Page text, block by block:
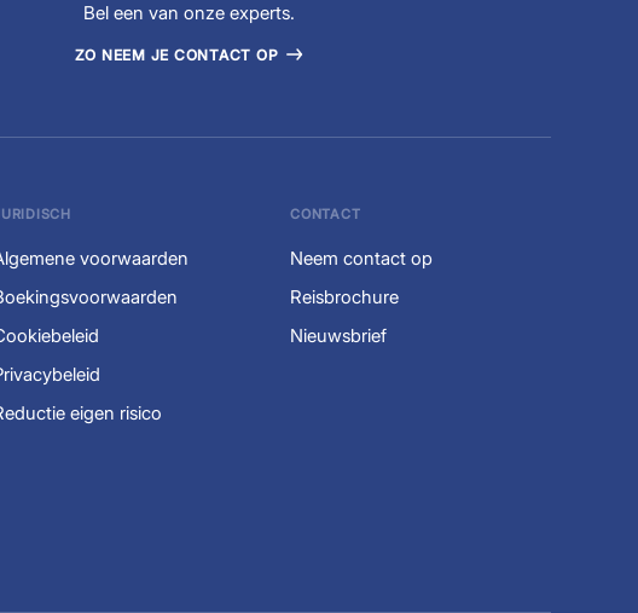
Bel een van onze experts.
ZO NEEM JE CONTACT OP
voorwaarden
eigen risico
CONTACT
Neem contact op
Reisbrochure
Nieuwsbrief